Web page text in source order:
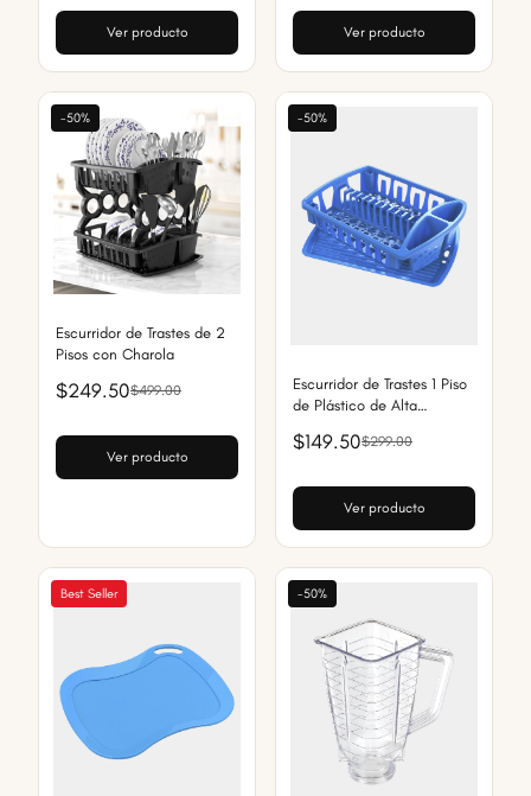
Ver producto Ver producto
-50%
Escurridor de Trastes de 2
Pisos con Charola
$249.50$499.00
Ver producto
-50%
Escurridor de Trastes 1 Piso
de Plástico de Alta
$149.50$299.00
Ver producto
Best Seller -50%